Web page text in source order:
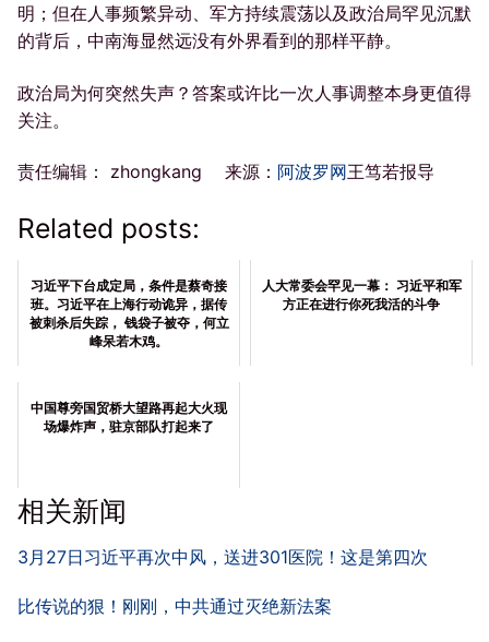
明；但在人事频繁异动、军方持续震荡以及政治局罕见沉默
的背后，中南海显然远没有外界看到的那样平静。
政治局为何突然失声？答案或许比一次人事调整本身更值得
关注。
责任编辑： zhongkang 来源： 阿波罗网王笃若报导
Related posts:
习近平下台成定局，条件是蔡奇接
班。习近平在上海行动诡异，据传
被刺杀后失踪， 钱袋子被夺，何立
峰呆若木鸡。
人大常委会罕见一幕： 习近平和军
方正在进行你死我活的斗争
中国尊旁国贸桥大望路再起大火现
场爆炸声，驻京部队打起来了
相关新闻
3月27日习近平再次中风，送进301医院！这是第四次
比传说的狠！刚刚，中共通过灭绝新法案